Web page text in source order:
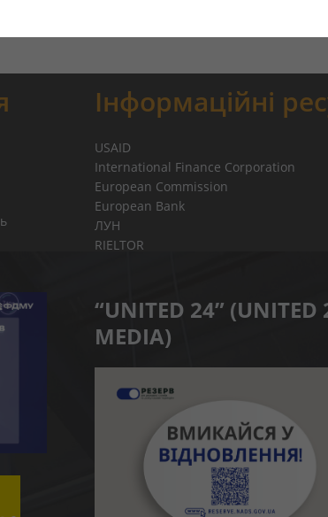
Інформаційні
USAID
International Finance Corporation
European Commission
European Bank
ЛУН
RIELTOR
“UNITED 24” (UNITED
MEDIA)